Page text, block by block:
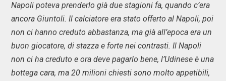
Napoli poteva prenderlo già due stagioni fa, quando c’era
ancora Giuntoli. Il calciatore era stato offerto al Napoli, poi
non ci hanno creduto abbastanza, ma già all’epoca era un
buon giocatore, di stazza e forte nei contrasti. Il Napoli
non ci ha creduto e ora deve pagarlo bene, l’Udinese è una
bottega cara, ma 20 milioni chiesti sono molto appetibili,